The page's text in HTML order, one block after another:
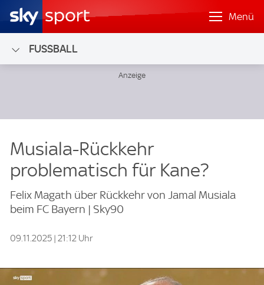
Menü
FUSSBALL
Musiala-Rückkehr
problematisch für Kane?
Felix Magath über Rückkehr von Jamal Musiala
beim FC Bayern | Sky90
09.11.2025 | 21:12 Uhr